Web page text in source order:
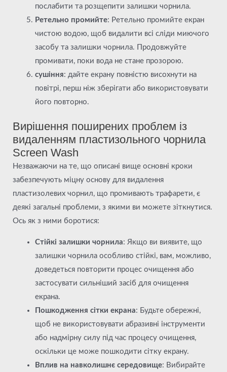
послабити та розщепити залишки чорнила.
Ретельно промийте: Ретельно промийте екран
чистою водою, щоб видалити всі сліди миючого
засобу та залишки чорнила. Продовжуйте
промивати, поки вода не стане прозорою.
сушіння: дайте екрану повністю висохнути на
повітрі, перш ніж зберігати або використовувати
його повторно.
Вирішення поширених проблем із
видаленням пластизольного чорнила
Screen Wash
Незважаючи на те, що описані вище основні кроки
забезпечують міцну основу для видалення
пластизолевих чорнил, що промивають трафарети, є
деякі загальні проблеми, з якими ви можете зіткнутися.
Ось як з ними боротися:
Стійкі залишки чорнила: Якщо ви виявите, що
залишки чорнила особливо стійкі, вам, можливо,
доведеться повторити процес очищення або
застосувати сильніший засіб для очищення
екрана.
Пошкодження сітки екрана: Будьте обережні,
щоб не використовувати абразивні інструменти
або надмірну силу під час процесу очищення,
оскільки це може пошкодити сітку екрану.
Вплив на навколишнє середовище: Вибирайте